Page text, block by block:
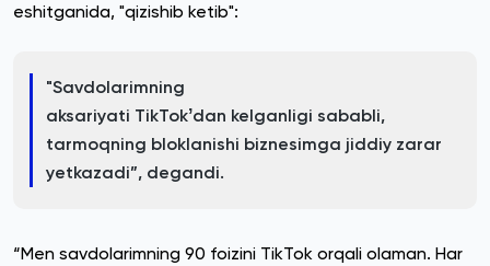
eshitganida, "qizishib ketib":
"Savdolarimning
aksariyati TikTokʼdan kelganligi sababli,
tarmoqning bloklanishi biznesimga jiddiy zarar
yetkazadi”, degandi.
“Men savdolarimning 90 foizini TikTok orqali olaman. Har